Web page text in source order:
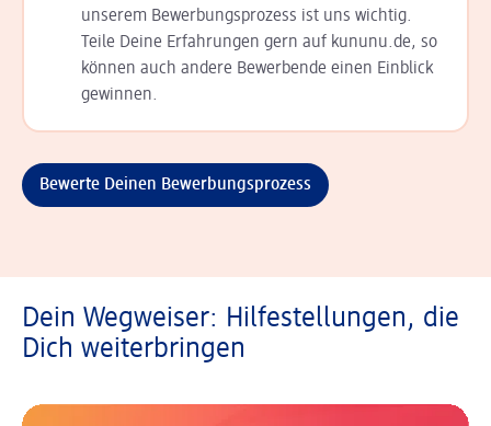
unserem Bewerbungsprozess ist uns wichtig.
Teile Deine Erfahrungen gern auf kununu.de, so
können auch andere Bewerbende einen Einblick
gewinnen.
Bewerte Deinen Bewerbungsprozess
Dein Wegweiser: Hilfestellungen, die
Dich weiterbringen